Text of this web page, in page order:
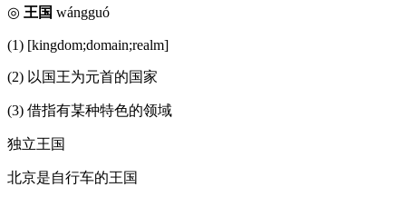
◎ 王国 wángguó
(1) [kingdom;domain;realm]
(2) 以国王为元首的国家
(3) 借指有某种特色的领域
独立王国
北京是自行车的王国